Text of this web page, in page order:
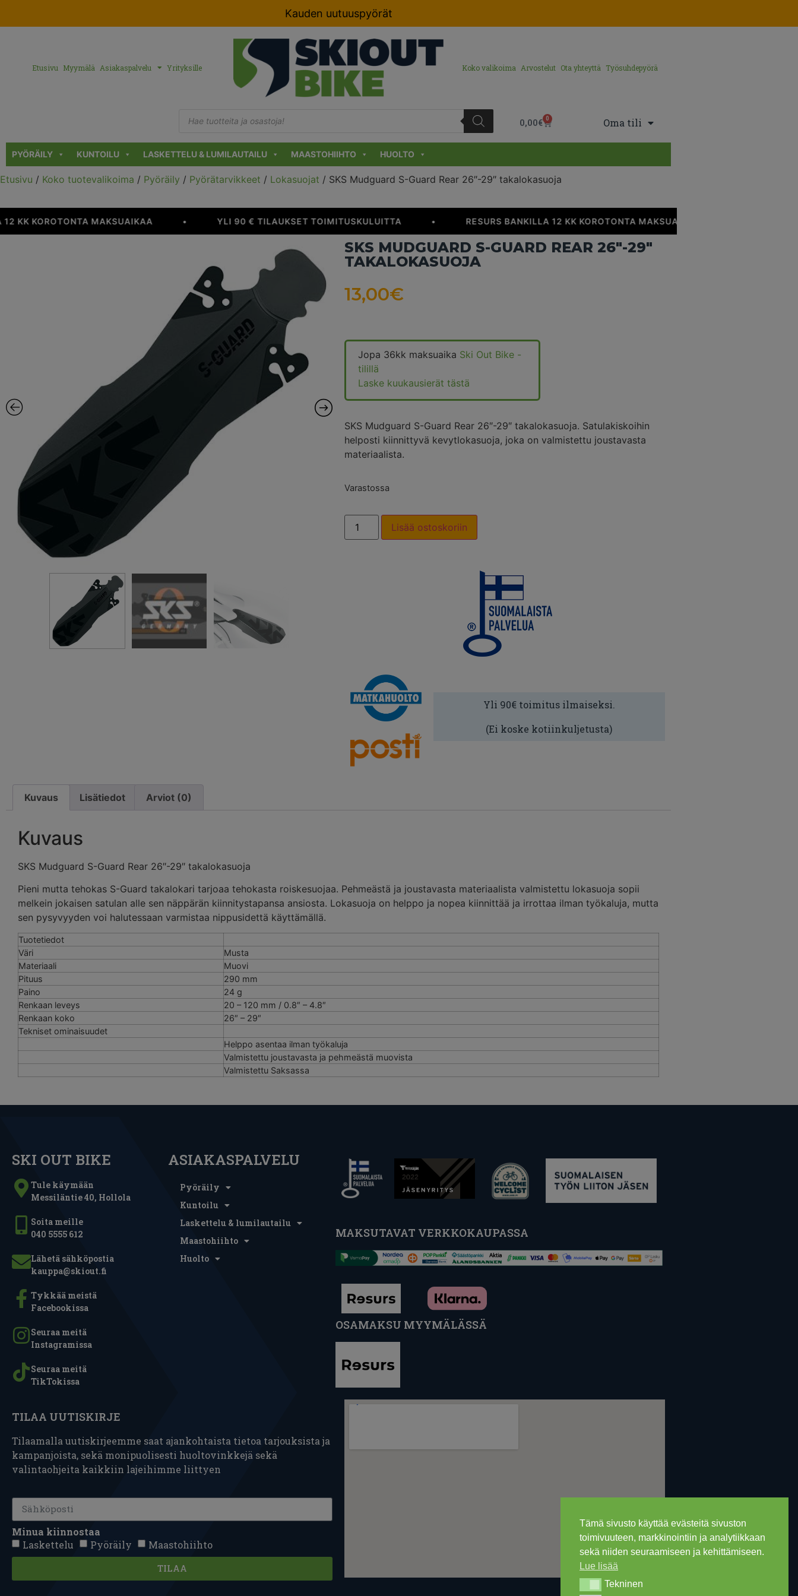
Tämä sivusto käyttää evästeitä sivuston
toimivuuteen, markkinointiin ja analytiikkaan
sekä niiden seuraamiseen ja kehittämiseen.
Lue lisää
TekninenTekninen
Kauden uutuuspyörät
Etusivu Myymälä Asiakaspalvelu Yrityksille Koko valikoima Arvostelut Ota yhteyttä Työsuhdepyörä
0,00€ 0 Oma tili
PYÖRÄILY KUNTOILU LASKETTELU & LUMILAUTAILU MAASTOHIIHTO HUOLTO
Etusivu / Koko tuotevalikoima / Pyöräily / Pyörätarvikkeet / Lokasuojat / SKS Mudguard S-Guard Rear 26″-29″ takalokasuoja
KK KOROTONTA MAKSUAIKAA YLI 90 € TILAUKSET TOIMITUSKULUITTA RESURS BANKILLA 12 KK KOROTONTA MAKSUAIKAA
SKS MUDGUARD S-GUARD REAR 26″-29″
TAKALOKASUOJA
13,00€
Jopa 36kk maksuaika Ski Out Bike -
tilillä
Laske kuukausierät tästä
SKS Mudguard S-Guard Rear 26″-29″ takalokasuoja. Satulakiskoihin
helposti kiinnittyvä kevytlokasuoja, joka on valmistettu joustavasta
materiaalista.
Varastossa
Lisää ostoskoriin
Yli 90€ toimitus ilmaiseksi.
(Ei koske kotiinkuljetusta)
Kuvaus Lisätiedot Arviot (0)
Kuvaus
SKS Mudguard S-Guard Rear 26″-29″ takalokasuoja
Pieni mutta tehokas S-Guard takalokari tarjoaa tehokasta roiskesuojaa. Pehmeästä ja joustavasta materiaalista valmistettu lokasuoja sopii
melkein jokaisen satulan alle sen näppärän kiinnitystapansa ansiosta. Lokasuoja on helppo ja nopea kiinnittää ja irrottaa ilman työkaluja, mutta
sen pysyvyyden voi halutessaan varmistaa nippusidettä käyttämällä.
Tuotetiedot
Väri
Musta
Materiaali
Muovi
Pituus
290 mm
Paino
24 g
Renkaan leveys
20 – 120 mm / 0.8″ – 4.8″
Renkaan koko
26″ – 29″
Tekniset ominaisuudet
Helppo asentaa ilman työkaluja
Valmistettu joustavasta ja pehmeästä muovista
Valmistettu Saksassa
SKI OUT BIKE
Tule käymään
Messiläntie 40, Hollola
Soita meille
040 5555 612
Lähetä sähköpostia
kauppa@skiout.fi
Tykkää meistä
Facebookissa
Seuraa meitä
Instagramissa
Seuraa meitä
TikTokissa
ASIAKASPALVELU
Pyöräily
Kuntoilu
Laskettelu & lumilautailu
Maastohiihto
Huolto
MAKSUTAVAT VERKKOKAUPASSA
OSAMAKSU MYYMÄLÄSSÄ
TILAA UUTISKIRJE
Tilaamalla uutiskirjeemme saat ajankohtaista tietoa tarjouksista ja
kampanjoista, sekä monipuolisesti huoltovinkkejä sekä
valintaohjeita kaikkiin lajeihimme liittyen
Minua kiinnostaa
Laskettelu
Pyöräily Maastohiihto
TILAA